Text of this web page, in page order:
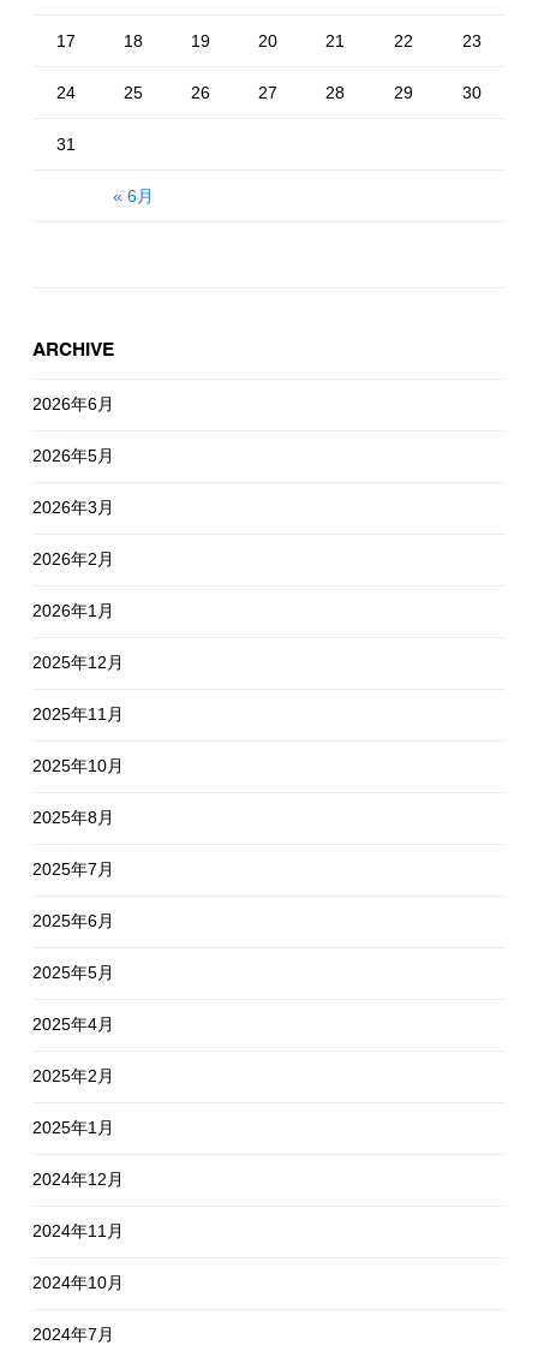
« 6月
17 18 19 20 21 22 23
24 25 26 27 28 29 30
31
ARCHIVE
2026年6月
2026年5月
2026年3月
2026年2月
2026年1月
2025年12月
2025年11月
2025年10月
2025年8月
2025年7月
2025年6月
2025年5月
2025年4月
2025年2月
2025年1月
2024年12月
2024年11月
2024年10月
2024年7月